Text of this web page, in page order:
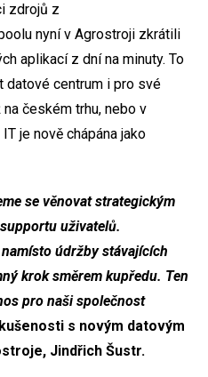
zdrojů z
nyní v Agrostroji zkrátili
aplikací z dní na minuty. To
datové centrum i pro své
českém trhu, nebo v
je nově chápána jako
se věnovat strategickým
uživatelů.
údržby stávajících
krok směrem kupředu. Ten
pro naši společnost
s novým datovým
Jindřich Šustr.